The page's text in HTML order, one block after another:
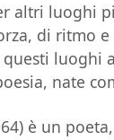
altri luoghi
di ritmo
luoghi
nate
è un